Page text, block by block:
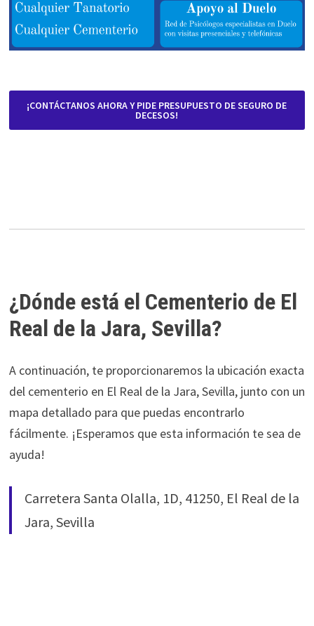
¡CONTÁCTANOS AHORA Y PIDE PRESUPUESTO DE SEGURO DE
DECESOS!
¿Dónde está el Cementerio de El
Real de la Jara, Sevilla?
A continuación, te proporcionaremos la ubicación exacta
del cementerio en El Real de la Jara, Sevilla, junto con un
mapa detallado para que puedas encontrarlo
fácilmente. ¡Esperamos que esta información te sea de
ayuda!
Carretera Santa Olalla, 1D, 41250, El Real de la
Jara, Sevilla